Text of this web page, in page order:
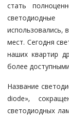
стать
использовались,
мест. Сегодня
наших квартир
более
Название
diode»,
светодиодных